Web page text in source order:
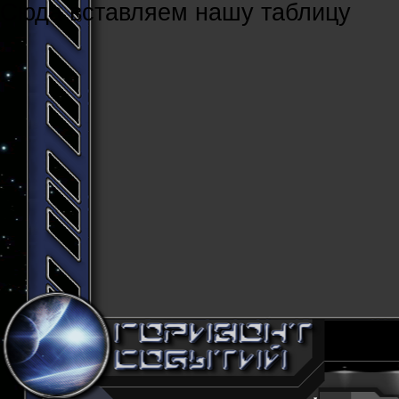
Cюда вставляем нашу таблицу